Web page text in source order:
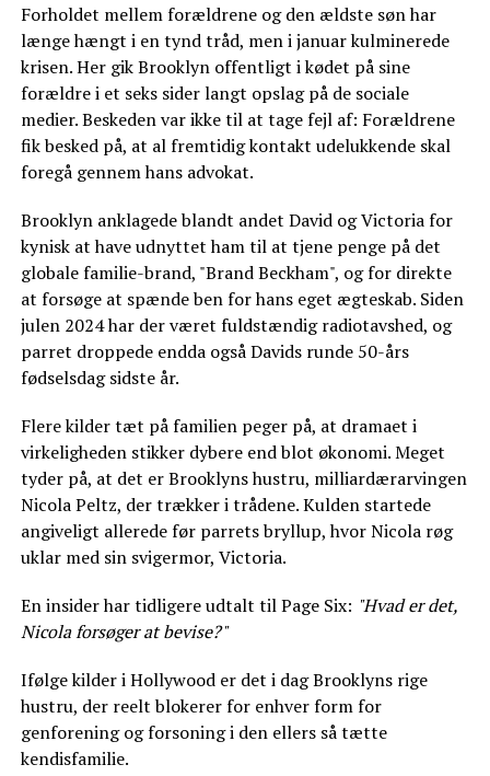
Forholdet mellem forældrene og den ældste søn har
længe hængt i en tynd tråd, men i januar kulminerede
krisen. Her gik Brooklyn offentligt i kødet på sine
forældre i et seks sider langt opslag på de sociale
medier. Beskeden var ikke til at tage fejl af: Forældrene
fik besked på, at al fremtidig kontakt udelukkende skal
foregå gennem hans advokat.
Brooklyn anklagede blandt andet David og Victoria for
kynisk at have udnyttet ham til at tjene penge på det
globale familie-brand, "Brand Beckham", og for direkte
at forsøge at spænde ben for hans eget ægteskab. Siden
julen 2024 har der været fuldstændig radiotavshed, og
parret droppede endda også Davids runde 50-års
fødselsdag sidste år.
Flere kilder tæt på familien peger på, at dramaet i
virkeligheden stikker dybere end blot økonomi. Meget
tyder på, at det er Brooklyns hustru, milliardærarvingen
Nicola Peltz, der trækker i trådene. Kulden startede
angiveligt allerede før parrets bryllup, hvor Nicola røg
uklar med sin svigermor, Victoria.
En insider har tidligere udtalt til Page Six: "Hvad er det,
Nicola forsøger at bevise?"
Ifølge kilder i Hollywood er det i dag Brooklyns rige
hustru, der reelt blokerer for enhver form for
genforening og forsoning i den ellers så tætte
kendisfamilie.